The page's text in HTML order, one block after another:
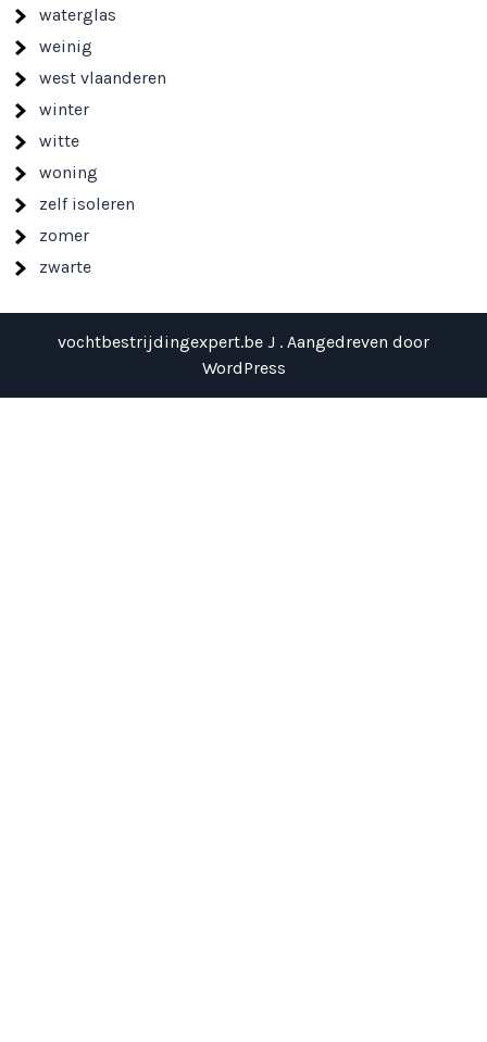
waterglas
weinig
west vlaanderen
winter
witte
woning
zelf isoleren
zomer
zwarte
vochtbestrijdingexpert.be J . Aangedreven door
WordPress